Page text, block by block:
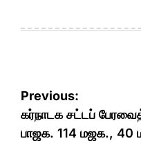
Post
navigation
Previous:
கர்நாடக சட்டப்
பாஜக. 114 மஜக., 40